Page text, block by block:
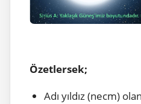
Özetlersek;
Adı yıldız (necm)